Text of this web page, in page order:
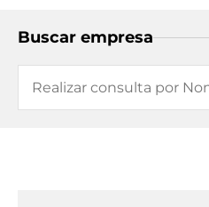
Buscar empresa